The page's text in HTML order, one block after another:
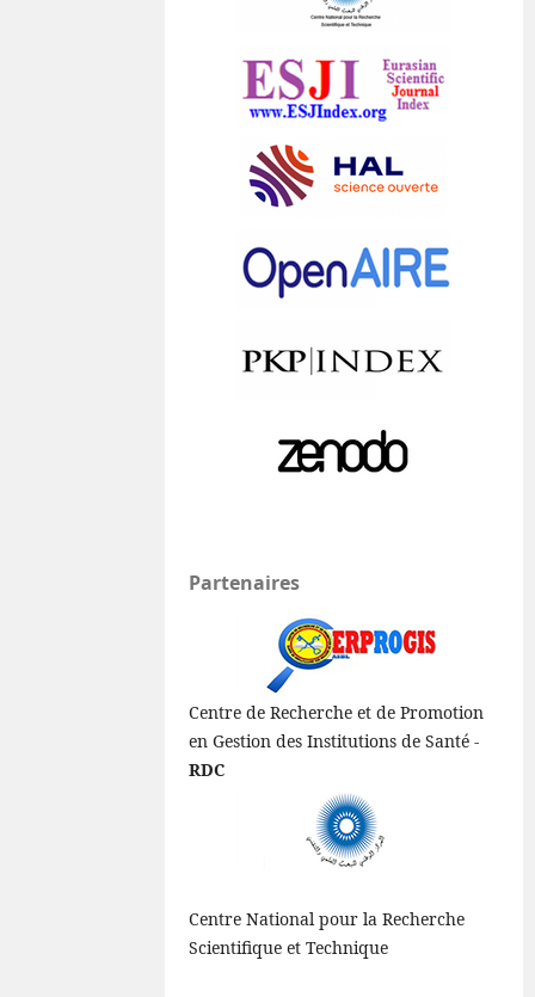
Partenaires
Centre de Recherche et de Promotion
en Gestion des Institutions de Santé -
RDC
Centre National pour la Recherche
Scientifique et Technique